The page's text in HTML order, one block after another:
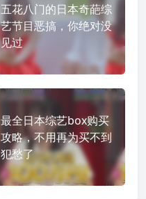
五花八门的日本奇葩综
艺节目恶搞，你绝对没
见过
最全日本综艺box购买
攻略，不用再为买不到
犯愁了